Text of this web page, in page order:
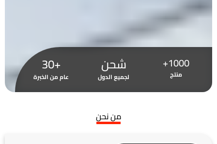
1000+
منتج شحن
لجميع الدول
+30
عام من الخبرة
من نحن